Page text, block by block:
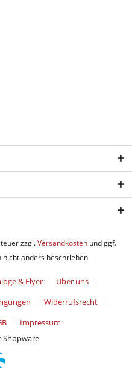
zzgl.Versandkosten und ggf.
nicht anders beschrieben
& Flyer
Über uns
Widerrufsrecht
Impressum
Shopware